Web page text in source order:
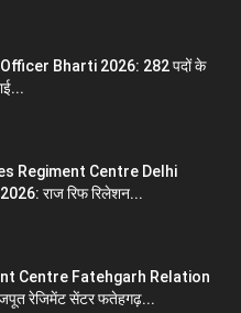
Bharti 2026: 282 पदों के
Regiment Centre Delhi
राज रिफ रिलेशन...
Centre Fatehgarh Relation
रेजिमेंट सेंटर फतेहगढ़...